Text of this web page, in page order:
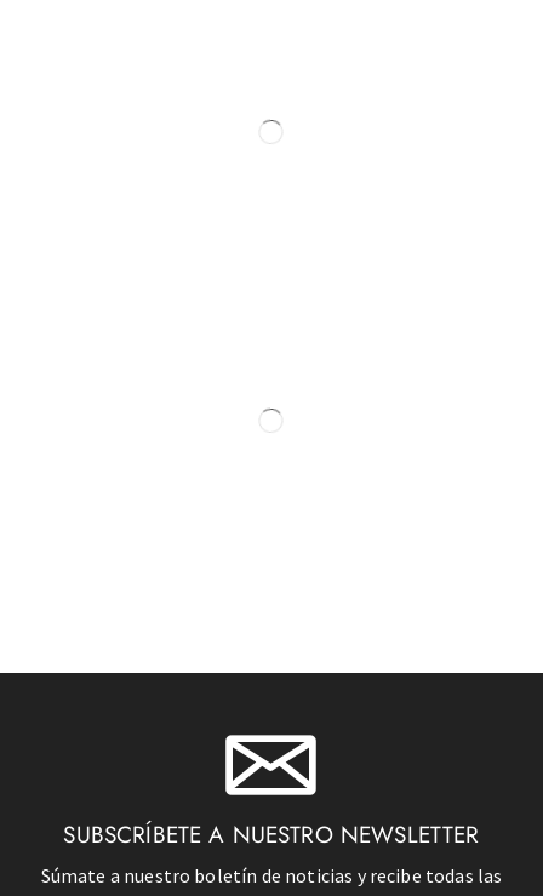
SUBSCRÍBETE A NUESTRO NEWSLETTER
Súmate a nuestro boletín de noticias y recibe todas las